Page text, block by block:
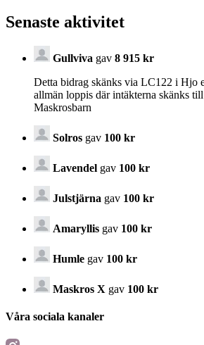
Senaste aktivitet
Gullviva gav 8 915 kr
Detta bidrag skänks via LC122 i Hjo
allmän loppis där intäkterna skänks
Maskrosbarn
Solros gav 100 kr
Lavendel gav 100 kr
Julstjärna gav 100 kr
Amaryllis gav 100 kr
Humle gav 100 kr
Maskros X gav 100 kr
Våra sociala kanaler